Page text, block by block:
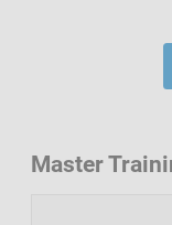
Master